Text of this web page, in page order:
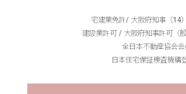
宅建業免許/ 大阪府知事（14
建設業許可 / 大阪府知事許可（
全日本不動産協会会
日本住宅保証検査機構